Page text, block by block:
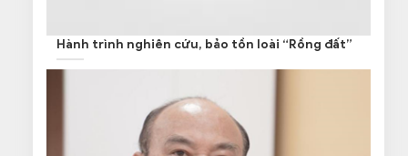
Hành trình nghiên cứu, bảo tồn loài “Rồng đất”